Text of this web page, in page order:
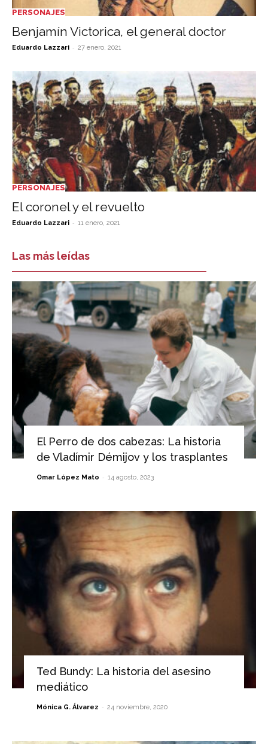
PERSONAJES
Benjamín Victorica, el general doctor
Eduardo Lazzari - 27 enero, 2021
PERSONAJES
El coronel y el revuelto
Eduardo Lazzari - 11 enero, 2021
Las más leídas
El Perro de dos cabezas: La historia
de Vladímir Démijov y los trasplantes
Omar López Mato - 14 agosto, 2023
Ted Bundy: La historia del asesino
mediático
Mónica G. Álvarez - 24 noviembre, 2020